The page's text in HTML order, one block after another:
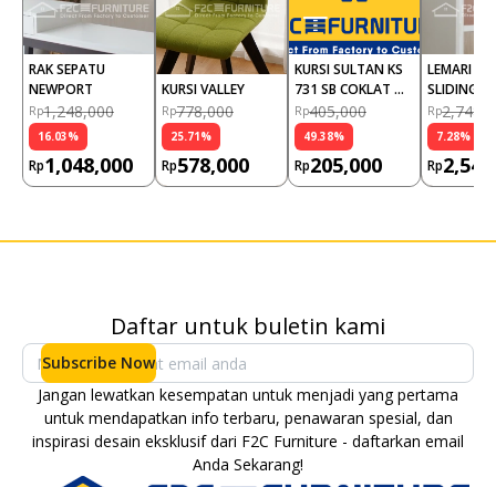
RAK SEPATU
NEWPORT
Rp1,248,000
16.03%
Rp1,048,000
KURSI VALLEY
Rp778,000
25.71%
Rp578,000
KURSI SULTAN KS
731 SB COKLAT
MUDA NAPOLLY
Rp405,000
49.38%
Rp205,000
LEMARI
SLIDING
CATUR 2
Rp
7.28%
Rp
Daftar untuk buletin kami
Subscribe Now
Jangan lewatkan kesempatan untuk menjadi yang pertama
untuk mendapatkan info terbaru, penawaran spesial, dan
inspirasi desain eksklusif dari F2C Furniture - daftarkan email
Anda Sekarang!